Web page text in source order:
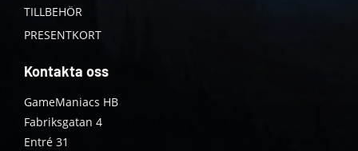
TILLBEHÖR
PRESENTKORT
Kontakta oss
GameManiacs HB
Fabriksgatan 4
Entré 31